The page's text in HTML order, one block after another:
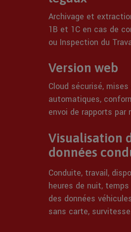
Archivage et
1B et 1C en cas de
ou Inspection du
Version web
Cloud sécurisé, mises
automatiques,
envoi de rapports par
Visualisation
données
Conduite, travail,
heures de nuit,
des données
sans carte,